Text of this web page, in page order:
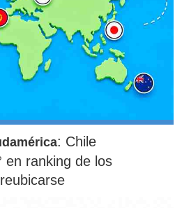
: Chile
en ranking de los